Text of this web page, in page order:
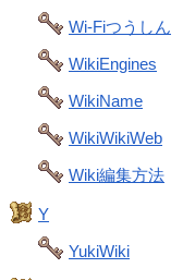
Wi-Fiつうしん
WikiEngines
WikiName
WikiWikiWeb
Wiki編集方法
Y
YukiWiki